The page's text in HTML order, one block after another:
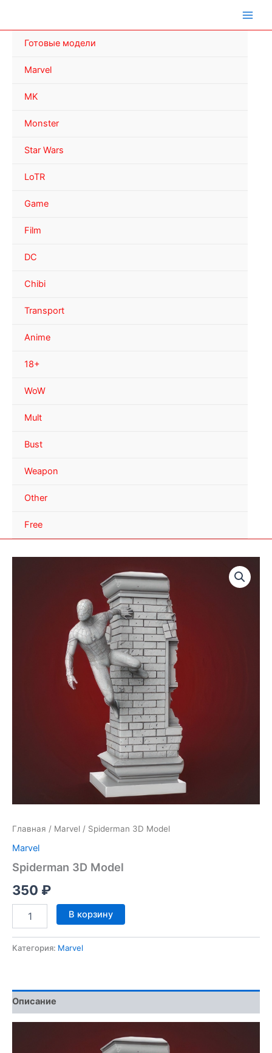
Готовые модели
Marvel
MK
Monster
Star Wars
LoTR
Game
Film
DC
Chibi
Transport
Anime
18+
WoW
Mult
Bust
Weapon
Other
Free
Главная / Marvel / Spiderman 3D Model
Marvel
Spiderman 3D Model
350 ₽
Количество
товара
3D
В корзину
Категория: Marvel
Описание